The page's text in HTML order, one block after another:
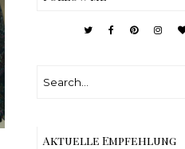
Aktuelle Empfehlung